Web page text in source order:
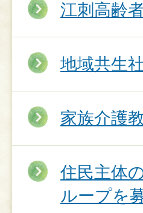
江刺高齢
地域共生
家族介護
住民主体
ループを